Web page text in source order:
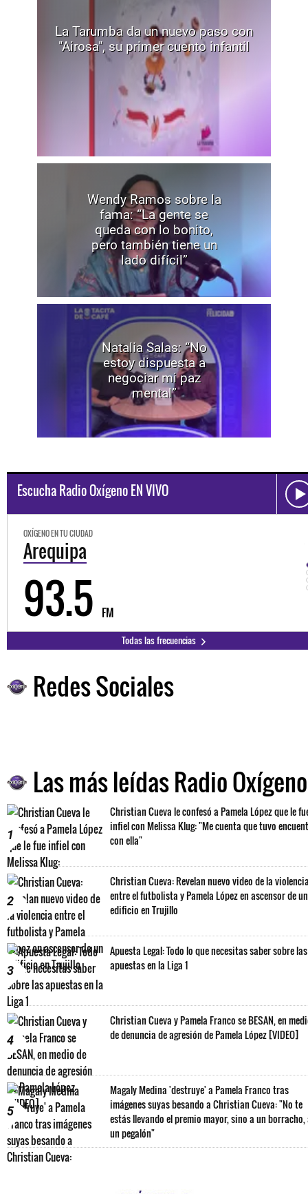
La Tarumba da un nuevo paso con
"Airosa", su primer cuento infantil
Wendy Ramos sobre la
fama: “La gente se
queda con lo bonito,
pero también tiene un
lado difícil”
Natalia Salas: “No
estoy dispuesta a
negociar mi paz
mental”
Escucha Radio Oxígeno EN VIVO
OXÍGENO EN TU CIUDAD
Trujillo
98.3 FM
Todas las frecuencias
Redes Sociales
Las más leídas Radio Oxígeno
1
Christian Cueva le confesó a Pamela López que le
infiel con Melissa Klug: "Me cuenta que tuvo
con ella"
2
Christian Cueva: Revelan nuevo video de la
entre el futbolista y Pamela López en ascensor de un
edificio en Trujillo
3
Apuesta Legal: Todo lo que necesitas saber sobre las
apuestas en la Liga 1
4
Christian Cueva y Pamela Franco se BESAN, en
de denuncia de agresión de Pamela López [VIDEO]
5
Magaly Medina 'destruye' a Pamela Franco tras
imágenes suyas besando a Christian Cueva: "No te
estás llevando el premio mayor, sino a un borracho,
un pegalón"